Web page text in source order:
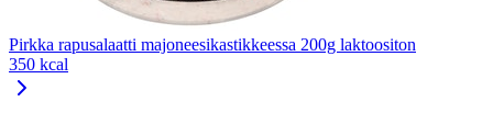
Pirkka rapusalaatti majoneesikastikkeessa 200g laktoositon
350 kcal